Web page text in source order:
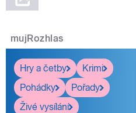
mujRozhlas
Hry a četby
Krimi
Pohádky
Pořady
Živé vysílání